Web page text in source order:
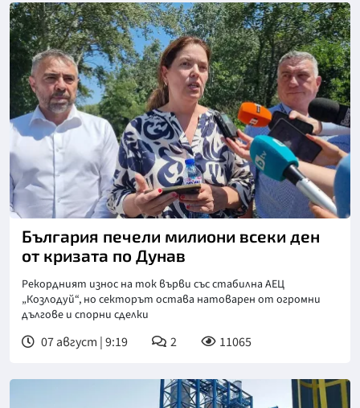
Снимка: БТА
България печели милиони всеки ден
от кризата по Дунав
Рекордният износ на ток върви със стабилна АЕЦ
„Козлодуй“, но секторът остава натоварен от огромни
дългове и спорни сделки
07 август | 9:19 2 11065